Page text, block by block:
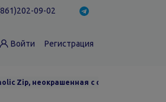
09-02
Войти Регистрация
Zip, неокрашенная с синим